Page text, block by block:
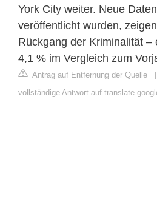
York City weiter. Neue
veröffentlicht wurden,
Rückgang der Kriminalität –
4,1 % im Vergleich zum
Antrag auf Entfernung der Quelle
vollständige Antwort auf